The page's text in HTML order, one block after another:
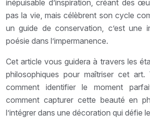
inépuisable d’inspiration, créant des
pas la vie, mais célèbrent son cycle
un guide de conservation, c’est une
poésie dans l’impermanence.
Cet article vous guidera à travers les
philosophiques pour maîtriser cet art.
comment identifier le moment
comment capturer cette beauté en
l’intégrer dans une décoration qui défie